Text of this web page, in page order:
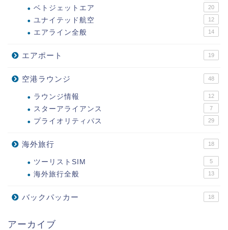
ベトジェットエア 20
ユナイテッド航空 12
エアライン全般 14
エアポート 19
空港ラウンジ 48
ラウンジ情報 12
スターアライアンス 7
プライオリティパス 29
海外旅行 18
ツーリストSIM 5
海外旅行全般 13
バックパッカー 18
アーカイブ